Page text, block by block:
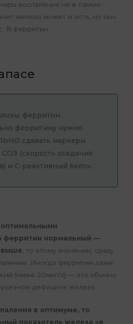
воспаления не в самом-
железо может и есть, но оно
В ферритин.
ферритин.
ферритину нужно
сдавать маркеры
СОЭ (скорость оседания
и С-реактивный белок.
оптимальными
ферритин нормальный —
выше, то этому значению сразу
Иногда ферритин даже
(ниже 20мкг/л) — это обычно
дефиците железа.
в оптимуме, то
показатель железа «в